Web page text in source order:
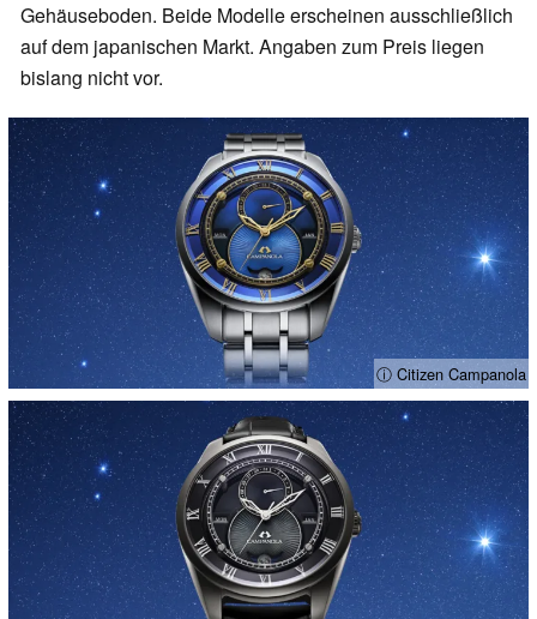
Gehäuseboden. Beide Modelle erscheinen ausschließlich
auf dem japanischen Markt. Angaben zum Preis liegen
bislang nicht vor.
ⓘ Citizen Campanola